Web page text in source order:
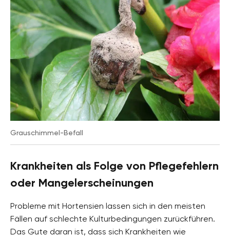
Grauschimmel-Befall
Krankheiten als Folge von Pflegefehlern
oder Mangelerscheinungen
Probleme mit Hortensien lassen sich in den meisten
Fällen auf schlechte Kulturbedingungen zurückführen.
Das Gute daran ist, dass sich Krankheiten wie